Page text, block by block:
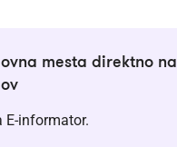
mesta direktno na
E-informator.